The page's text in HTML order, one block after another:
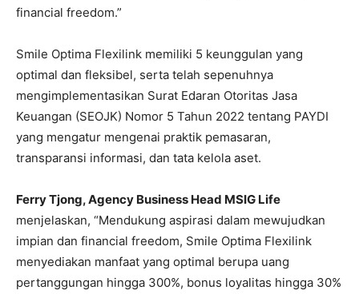
financial freedom.”
Smile Optima Flexilink memiliki 5 keunggulan yang
optimal dan fleksibel, serta telah sepenuhnya
mengimplementasikan Surat Edaran Otoritas Jasa
Keuangan (SEOJK) Nomor 5 Tahun 2022 tentang PAYDI
yang mengatur mengenai praktik pemasaran,
transparansi informasi, dan tata kelola aset.
Ferry Tjong, Agency Business Head MSIG Life
menjelaskan, “Mendukung aspirasi dalam mewujudkan
impian dan financial freedom, Smile Optima Flexilink
menyediakan manfaat yang optimal berupa uang
pertanggungan hingga 300%, bonus loyalitas hingga 30%